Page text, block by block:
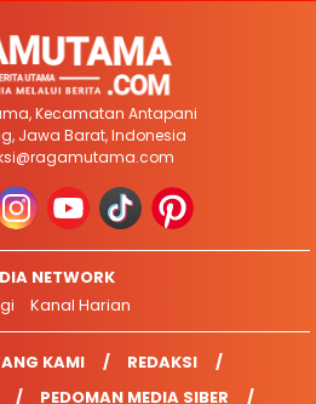
Kecamatan Antapani
Jawa Barat, Indonesia
NETWORK
Kanal Harian
KAMI
REDAKSI
PEDOMAN MEDIA SIBER